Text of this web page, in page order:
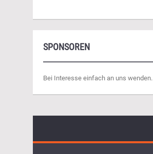
SPONSOREN
Bei Interesse einfach an uns wenden.